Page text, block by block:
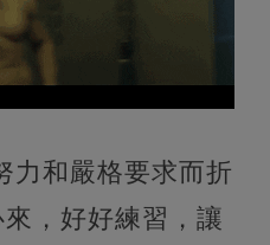
力和嚴格要求而折
，好好練習，讓